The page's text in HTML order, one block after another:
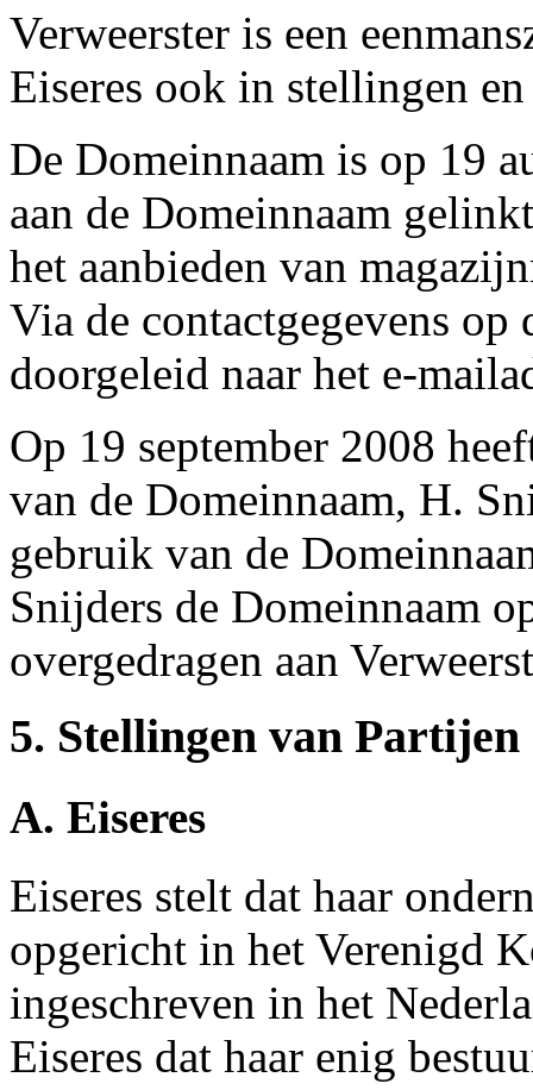
Verweerster is een
Eiseres ook in stellingen
De Domeinnaam is op 19
aan de Domeinnaam
het aanbieden van
Via de contactgegevens op
doorgeleid naar het e-
Op 19 september 2008
van de Domeinnaam, H.
gebruik van de
Snijders de Domeinnaam
overgedragen aan
5. Stellingen van Partijen
A. Eiseres
Eiseres stelt dat haar
opgericht in het Verenigd
ingeschreven in het
Eiseres dat haar enig